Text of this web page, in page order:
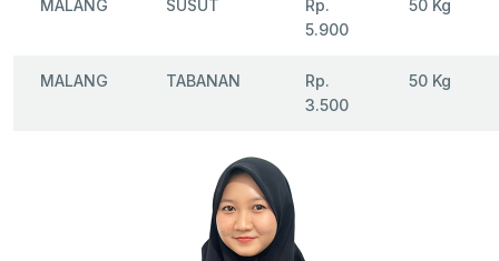
MALANG SUSUT
Rp.
5.900
50 Kg
MALANG TABANAN
Rp.
3.500
50 Kg